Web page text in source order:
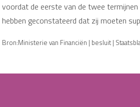
voordat de eerste van de twee
hebben geconstateerd dat zij moeten
Bron:Ministerie van Financiën | besluit |